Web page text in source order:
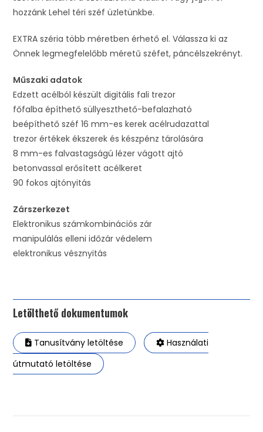
hozzánk Lehel téri széf üzletünkbe.
EXTRA széria több méretben érhető el. Válassza ki az
Önnek legmegfelelőbb méretű széfet, páncélszekrényt.
Műszaki adatok
Edzett acélból készült digitális fali trezor
főfalba építhető süllyeszthető-befalazható
beépíthető széf 16 mm-es kerek acélrudazattal
trezor értékek ékszerek és készpénz tárolására
8 mm-es falvastagságú lézer vágott ajtó
betonvassal erősített acélkeret
90 fokos ajtónyitás
Zárszerkezet
Elektronikus számkombinációs zár
manipulálás elleni időzár védelem
elektronikus vésznyitás
Letölthető dokumentumok
Tanusítvány letöltése
Használati
útmutató letöltése